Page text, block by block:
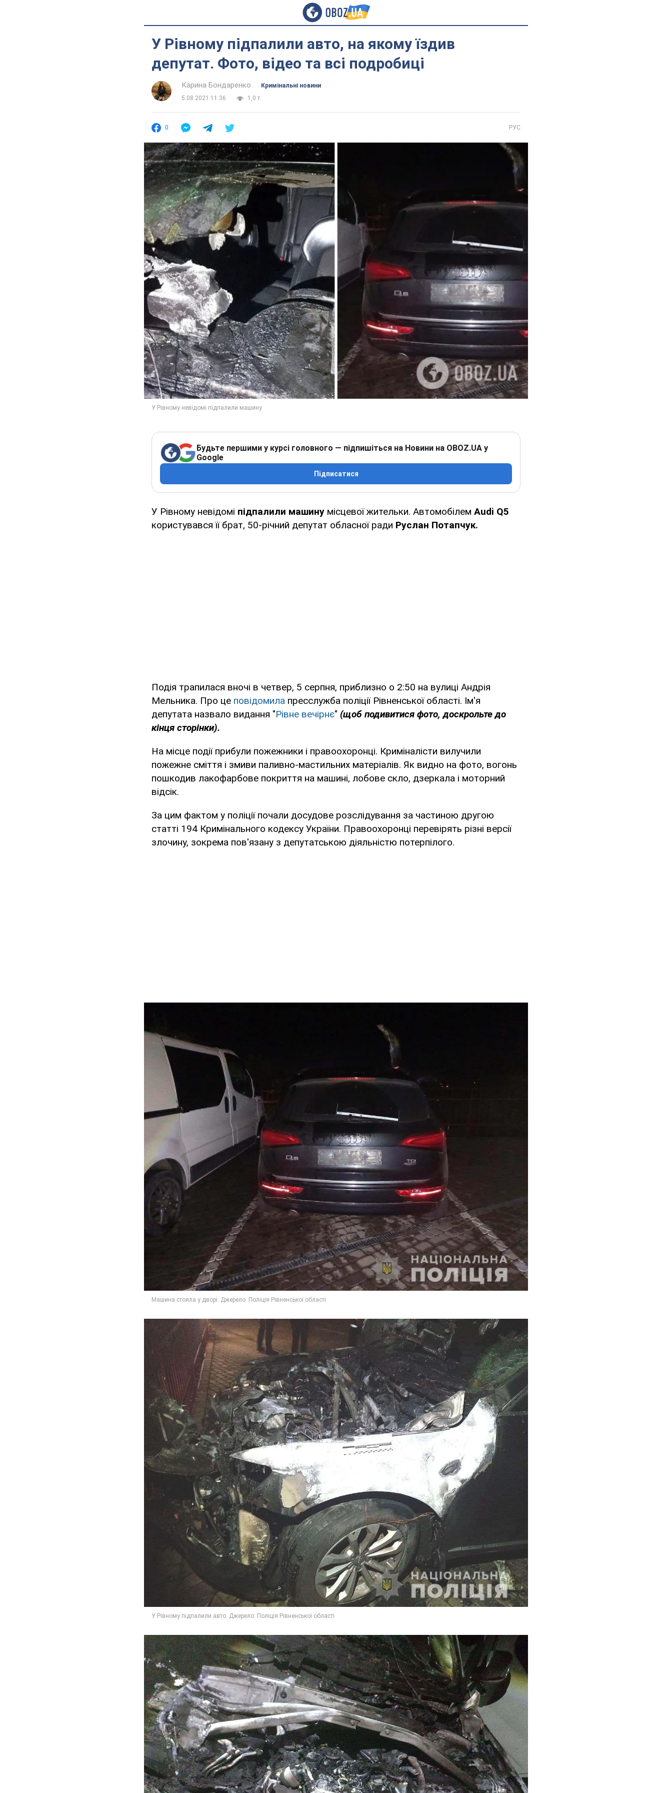
У Рівному підпалили авто, на якому їздив
депутат. Фото, відео та всі подробиці
Карина Бондаренко
Кримінальні новини
5.08.2021 11:36
1,0 т.
0 РУС
Будьте першими у курсі головного — підпишіться на Новини на OBOZ.UA у
Google
Підписатися
У Рівному невідомі підпалили машину місцевої жительки. Автомобілем Audi Q5
користувався її брат, 50-річний депутат обласної ради Руслан Потапчук.
Подія трапилася вночі в четвер, 5 серпня, приблизно о 2:50 на вулиці Андрія
Мельника. Про це повідомила пресслужба поліції Рівненської області. Ім'я
депутата назвало видання "Рівне вечірнє" (щоб подивитися фото, доскрольте до
кінця сторінки).
На місце події прибули пожежники і правоохоронці. Криміналісти вилучили
пожежне сміття і змиви паливно-мастильних матеріалів. Як видно на фото, вогонь
пошкодив лакофарбове покриття на машині, лобове скло, дзеркала і моторний
відсік.
За цим фактом у поліції почали досудове розслідування за частиною другою
статті 194 Кримінального кодексу України. Правоохоронці перевірять різні версії
злочину, зокрема пов'язану з депутатською діяльністю потерпілого.